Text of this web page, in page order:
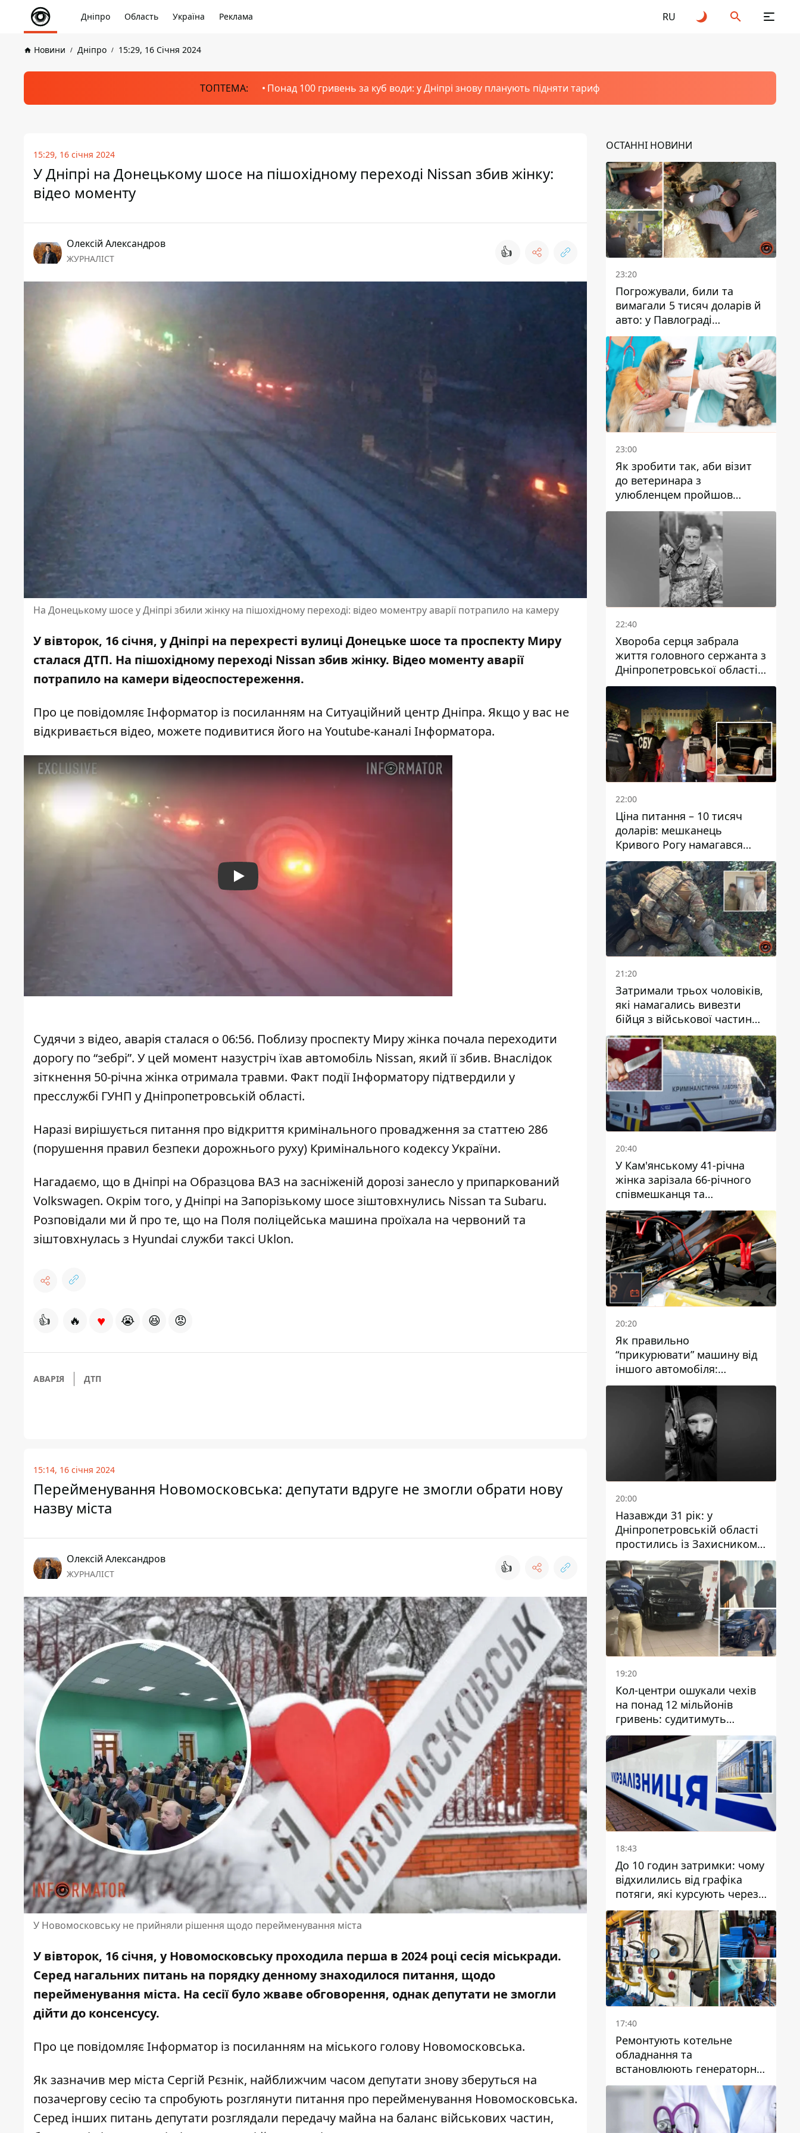
Дніпро Область Україна Реклама RU
Новини Дніпро 15:29, 16 Січня 2024
ТОПТЕМА: Понад 100 гривень за куб води: у Дніпрі знову планують підняти тариф
15:29, 16 січня 2024
У Дніпрі на Донецькому шосе на пішохідному переході Nissan збив жінку:
відео моменту
Олексій Александров
ЖУРНАЛІСТ 👍
На Донецькому шосе у Дніпрі збили жінку на пішохідному переході: відео моментру аварії потрапило на камеру
У вівторок, 16 січня, у Дніпрі на перехресті вулиці Донецьке шосе та проспекту Миру
сталася ДТП. На пішохідному переході Nissan збив жінку. Відео моменту аварії
потрапило на камери відеоспостереження.
Про це повідомляє Інформатор із посиланням на Ситуаційний центр Дніпра. Якщо у вас не
відкривається відео, можете подивитися його на Youtube-каналі Інформатора.
Play
Судячи з відео, аварія сталася о 06:56. Поблизу проспекту Миру жінка почала переходити
дорогу по “зебрі”. У цей момент назустріч їхав автомобіль Nissan, який її збив. Внаслідок
зіткнення 50-річна жінка отримала травми. Факт події Інформатору підтвердили у
пресслужбі ГУНП у Дніпропетровській області.
Наразі вирішується питання про відкриття кримінального провадження за статтею 286
(порушення правил безпеки дорожнього руху) Кримінального кодексу України.
Нагадаємо, що в Дніпрі на Образцова ВАЗ на засніженій дорозі занесло у припаркований
Volkswagen. Окрім того, у Дніпрі на Запорізькому шосезіштовхнулись Nissan та Subaru.
Розповідали ми й про те, що на Поля поліцейська машина проїхала на червоний та
зіштовхнулась з Hyundai служби таксі Uklon.
👍 🔥 ♥ 😭 😆 😡
АВАРІЯ ДТП
15:14, 16 січня 2024
Перейменування Новомосковська: депутати вдруге не змогли обрати нову
назву міста
Олексій Александров
ЖУРНАЛІСТ 👍
У Новомосковську не прийняли рішення щодо перейменування міста
У вівторок, 16 січня, у Новомосковську проходила перша в 2024 році сесія міськради.
Серед нагальних питань на порядку денномузнаходилося питання, щодо
перейменування міста. На сесії було жваве обговорення, однак депутати не змогли
дійти до консенсусу.
Про це повідомляє Інформатор із посиланням на міського голову Новомосковська.
Як зазначив мер міста Сергій Рєзнік, найближчим часом депутати знову зберуться на
позачергову сесію та спробують розглянути питання про перейменування Новомосковська.
Серед інших питань депутати розглядали передачу майна на баланс військових частин,
ОСТАННІ НОВИНИ
23:20
Погрожували, били та
вимагали 5 тисяч доларів й
авто: у Павлограді
затримали двох чоловіків
23:00
Як зробити так, аби візит
до ветеринара з
улюбленцем пройшов
спокійно: прості поради
22:40
Хвороба серця забрала
життя головного сержанта з
Дніпропетровської області
Юрія Свистуна
22:00
Ціна питання – 10 тисяч
доларів: мешканець
Кривого Рогу намагався
переправити чоловіка до
Словаччини
21:20
Затримали трьох чоловіків,
які намагались вивезти
бійця з військової частини
до Дніпра за 7 тисяч
доларів: серед них був лікар
20:40
У Кам'янському 41-річна
жінка зарізала 66-річного
співмешканця та
намагалась обманути
поліцейських
20:20
Як правильно
“прикурювати” машину від
іншого автомобіля:
інструкція для водіїв
20:00
Назавжди 31 рік: у
Дніпропетровській області
простились із Захисником
Олександром Рєпіним
19:20
Кол-центри ошукали чехів
на понад 12 мільйонів
гривень: судитимуть
дніпрянина, який
організував
транснаціональну злочинну
організацію
18:43
До 10 годин затримки: чому
відхилились від графіка
потяги, які курсують через
Дніпро та область
17:40
Ремонтують котельне
обладнання та
встановлюють генераторні
установки: як у Дніпрі
готуються до
опалювального сезону